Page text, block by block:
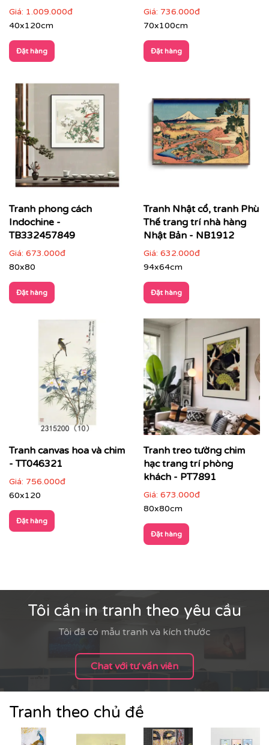
✔ Không gian quán cà phê, khách sạn, spa
nghiệm vừa hoài niệm vừa hiện đại.
CHẤT LIỆU & CHẤT LƯỢNG TRANH PRINTEK
Printek, mỗi bức tranh Indochine được sản xuất với
tiêu chuẩn cao:
Vải canvas dày dặn, bề mặt sần nhẹ, giữ màu tốt,
không lo bạc phai màu.
Tăng độ bám mực, cho hình ảnh sắc nét, sống
động.
Giá: 1.009.000đ
40x120cm
Đặt hàng
Giá: 736.000đ
70x100cm
Đặt hàng
Tranh phong cách
Indochine -
TB332457849
Giá: 673.000đ
80x80
Đặt hàng
Tranh Nhật cổ, tranh Phù
Thế trang trí nhà hàng
Nhật Bản - NB1912
Giá: 632.000đ
94x64cm
Đặt hàng
Tranh canvas hoa và chim
- TT046321
Giá: 756.000đ
60x120
Đặt hàng
Tranh treo tường chim
hạc trang trí phòng
khách - PT7891
Giá: 673.000đ
80x80cm
Đặt hàng
Tôi cần in tranh theo yêu cầu
Tôi đã có mẫu tranh và kích thước
Chat với tư vấn viên
Tranh theo chủ đề